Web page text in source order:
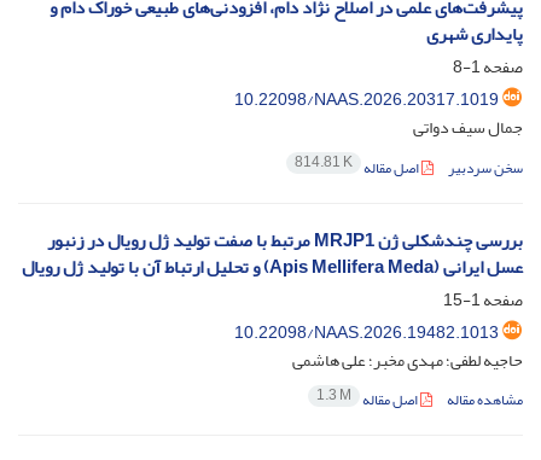
پیشرفت‌های علمی در اصلاح نژاد دام، افزودنی‌های طبیعی خوراک دام و
پایداری شهری
صفحه1-8
10.22098/NAAS.2026.20317.1019
جمال سیف دواتی
سخن سردبیر اصل مقاله 814.81 K
بررسی چندشکلی ژن MRJP1 مرتبط با صفت تولید ژل رویال در زنبور
عسل ایرانی (Apis Mellifera Meda) و تحلیل ارتباط آن با تولید ژل رویال
صفحه1-15
10.22098/NAAS.2026.19482.1013
حاجیه لطفی؛ مهدی مخبر؛ علی هاشمی
مشاهده مقاله اصل مقاله 1.3 M